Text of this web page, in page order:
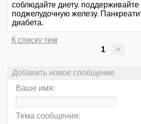
соблюдайте диету.
поджелудочную железу.
диабета.
К списку тем
1
>
Добавить новое сообщение
Ваше имя:
Тема сообщения: